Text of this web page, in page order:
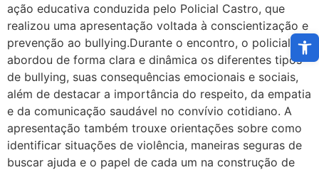
ação educativa conduzida pelo Policial Castro, que
realizou uma apresentação voltada à conscientização e
prevenção ao bullying.Durante o encontro, o policial
abordou de forma clara e dinâmica os diferentes tipos
de bullying, suas consequências emocionais e sociais,
além de destacar a importância do respeito, da empatia
e da comunicação saudável no convívio cotidiano. A
apresentação também trouxe orientações sobre como
identificar situações de violência, maneiras seguras de
buscar ajuda e o papel de cada um na construção de